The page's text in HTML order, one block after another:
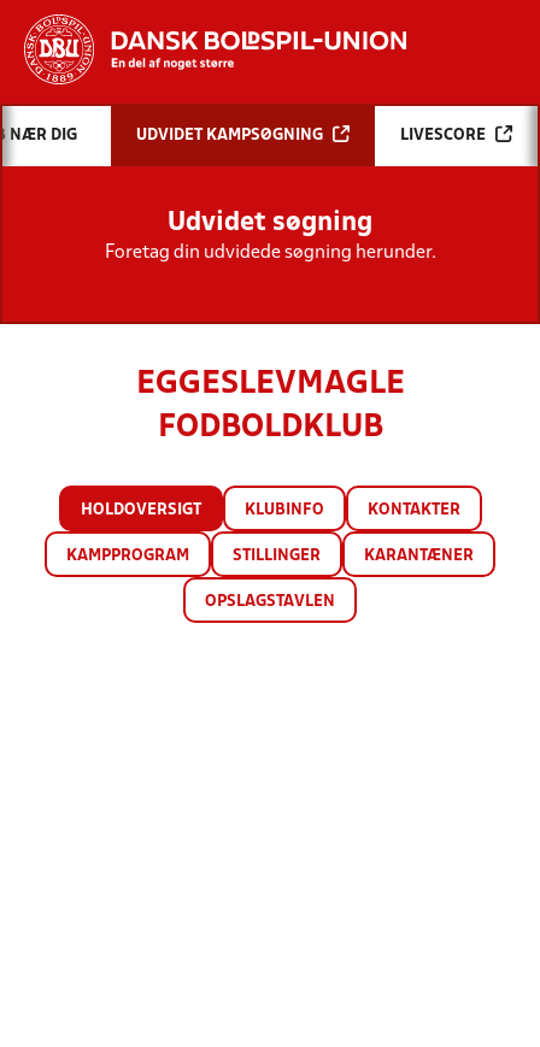
Hvad vil du søge efter?
INDHOLD OG NYHEDER
STILLINGER, RESULTATER, KLUBBER OG
HOLD
NÆR DIG UDVIDET KAMPSØGNING LIVESCORE
Udvidet søgning
Foretag din udvidede søgning herunder.
EGGESLEVMAGLE
FODBOLDKLUB
HOLDOVERSIGT KLUBINFO KONTAKTER
KAMPPROGRAM STILLINGER KARANTÆNER
OPSLAGSTAVLEN